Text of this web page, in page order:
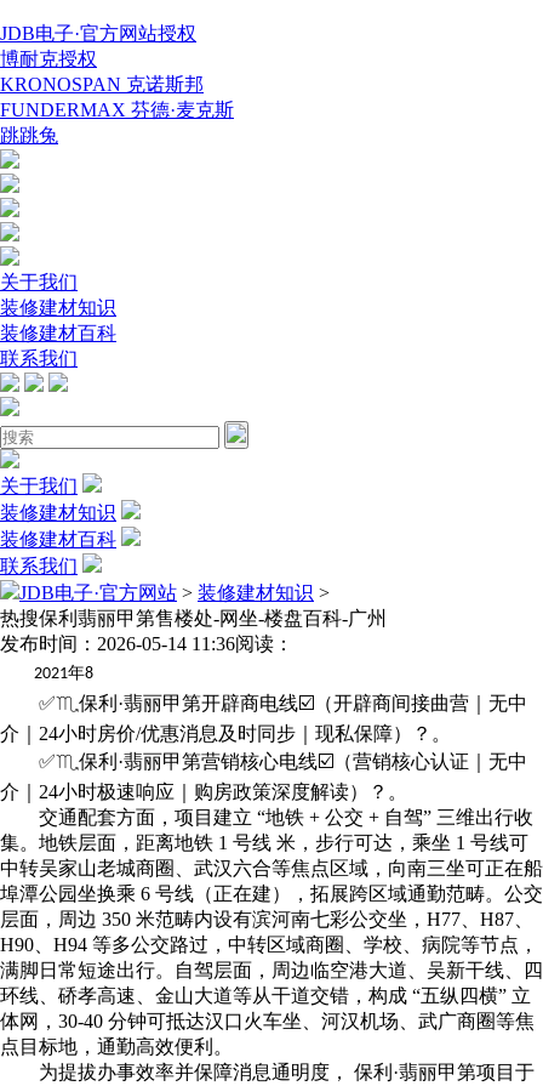
JDB电子·官方网站授权
博耐克授权
KRONOSPAN 克诺斯邦
FUNDERMAX 芬德·麦克斯
跳跳兔
关于我们
装修建材知识
装修建材百科
联系我们
关于我们
装修建材知识
装修建材百科
联系我们
JDB电子·官方网站 > 装修建材知识 >
️热搜保利翡丽甲第售楼处-网坐-楼盘百科-广州
发布时间：2026-05-14 11:36阅读：
2021年8
✅♏️保利·翡丽甲第开辟商电线☑️（开辟商间接曲营｜无中
介｜24小时房价/优惠消息及时同步｜现私保障）？。
✅♏️保利·翡丽甲第营销核心电线☑️（营销核心认证｜无中
介｜24小时极速响应｜购房政策深度解读）？。
交通配套方面，项目建立 “地铁 + 公交 + 自驾” 三维出行收
集。地铁层面，距离地铁 1 号线 米，步行可达，乘坐 1 号线可
中转吴家山老城商圈、武汉六合等焦点区域，向南三坐可正在船
埠潭公园坐换乘 6 号线（正在建），拓展跨区域通勤范畴。公交
层面，周边 350 米范畴内设有滨河南七彩公交坐，H77、H87、
H90、H94 等多公交路过，中转区域商圈、学校、病院等节点，
满脚日常短途出行。自驾层面，周边临空港大道、吴新干线、四
环线、硚孝高速、金山大道等从干道交错，构成 “五纵四横” 立
体网，30-40 分钟可抵达汉口火车坐、河汉机场、武广商圈等焦
点目标地，通勤高效便利。
为提拔办事效率并保障消息通明度， 保利·翡丽甲第项目于